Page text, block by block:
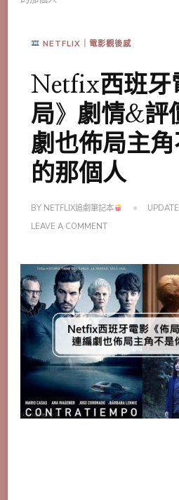
NETFLIX｜電影觀後感
Netfix西班牙
局》劇情&評
劇也佈局主
的那個人
BY NETFLIX追劇筆記本
LEAVE A COMMENTON
牙
電
影
《佈
局》
劇
情
&
評
價：
連
編
劇
也